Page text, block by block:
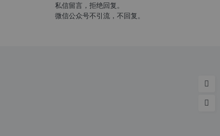
私信留言，拒绝回复。
微信公众号不引流，不回复。